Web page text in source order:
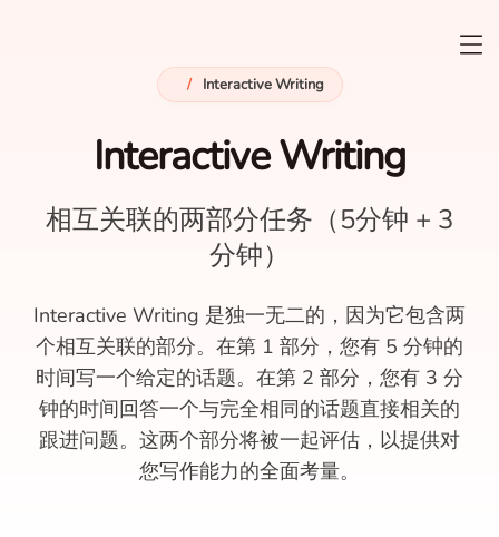
/ Interactive Writing
Interactive Writing
相互关联的两部分任务（5分钟 + 3
分钟）
Interactive Writing 是独一无二的，因为它包含两
个相互关联的部分。在第 1 部分，您有 5 分钟的
时间写一个给定的话题。在第 2 部分，您有 3 分
钟的时间回答一个与完全相同的话题直接相关的
跟进问题。这两个部分将被一起评估，以提供对
您写作能力的全面考量。